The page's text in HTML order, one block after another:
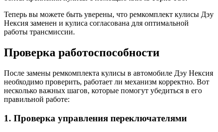
Теперь вы можете быть уверены, что ремкомплект кулисы Дэу
Нексия заменен и кулиса согласована для оптимальной
работы трансмиссии.
Проверка работоспособности
После замены ремкомплекта кулисы в автомобиле Дэу Нексия
необходимо проверить, работает ли механизм корректно. Вот
несколько важных шагов, которые помогут убедиться в его
правильной работе:
1. Проверка управления переключателями